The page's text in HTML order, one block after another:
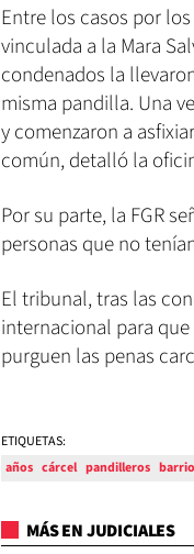
Entre los casos por
vinculada a la Mara
condenados la
misma pandilla. Una
y comenzaron a
común, detalló la
Por su parte, la FGR
personas que no
El tribunal, tras las
internacional para
purguen las penas
ETIQUETAS:
años cárcel pandilleros barrio
MÁS EN JUDICIALES